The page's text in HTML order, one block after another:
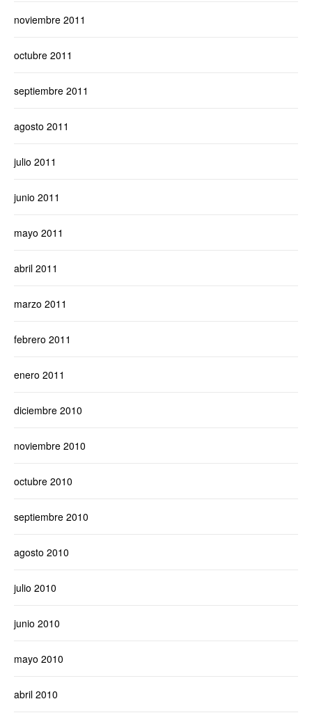
noviembre 2011
octubre 2011
septiembre 2011
agosto 2011
julio 2011
junio 2011
mayo 2011
abril 2011
marzo 2011
febrero 2011
enero 2011
diciembre 2010
noviembre 2010
octubre 2010
septiembre 2010
agosto 2010
julio 2010
junio 2010
mayo 2010
abril 2010